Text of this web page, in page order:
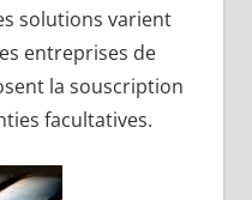
solutions varient
entreprises de
la souscription
facultatives.